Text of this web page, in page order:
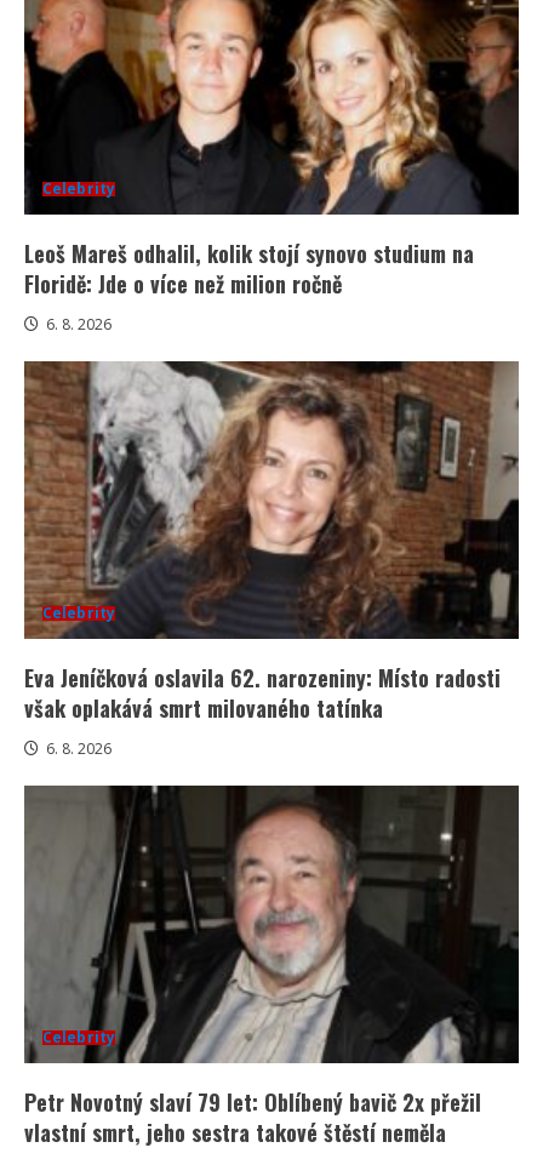
Celebrity
Leoš Mareš odhalil, kolik stojí synovo studium na
Floridě: Jde o více než milion ročně
6. 8. 2026
Celebrity
Eva Jeníčková oslavila 62. narozeniny: Místo radosti
však oplakává smrt milovaného tatínka
6. 8. 2026
Celebrity
Petr Novotný slaví 79 let: Oblíbený bavič 2x přežil
vlastní smrt, jeho sestra takové štěstí neměla